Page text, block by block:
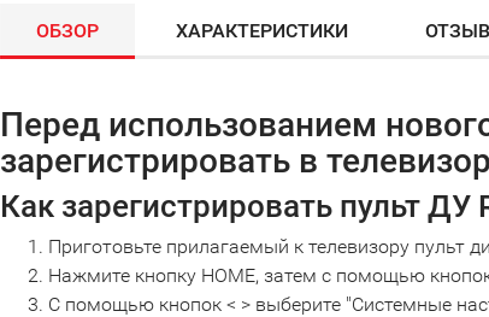
ОБЗОР ХАРАКТЕРИСТИКИ
Перед использованием
зарегистрировать в
Как зарегистрировать пульт ДУ
Приготовьте прилагаемый к телевизору пульт
Нажмите кнопку HOME, затем с помощью
С помощью кнопок < > выберите "Системные